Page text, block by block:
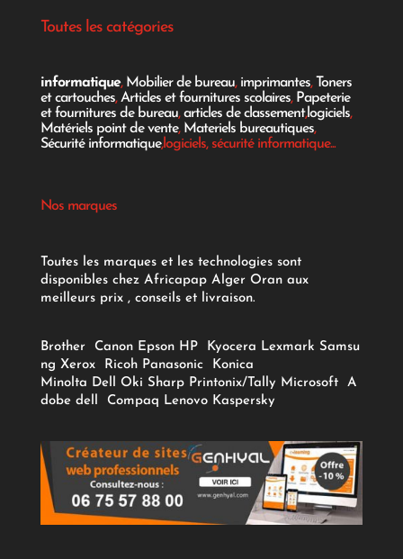
Toutes les catégories
informatique, Mobilier de bureau, imprimantes, Toners
et cartouches,Articles et fournitures scolaires, Papeterie
et fournitures de bureau,articles de classement,logiciels,
Matériels point de vente, Materiels bureautiques,
Sécurité informatique,logiciels, sécurité informatique...
Nos marques
Toutes les marques et les technologies sont
disponibles chez Africapap Alger Oran aux
meilleurs prix , conseils et livraison.
Brother Canon Epson HP Kyocera Lexmark Samsu
ng Xerox Ricoh Panasonic
Konica
Minolta Dell Oki Sharp Printonix/Tally Microsoft
A
dobe dell Compaq Lenovo Kaspersky